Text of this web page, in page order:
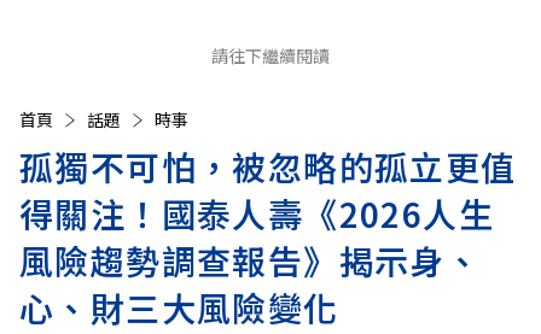
請往下繼續閱讀
首頁 話題 時事
孤獨不可怕，被忽略的孤立更值
得關注！國泰人壽《2026人生
風險趨勢調查報告》揭示身、
心、財三大風險變化